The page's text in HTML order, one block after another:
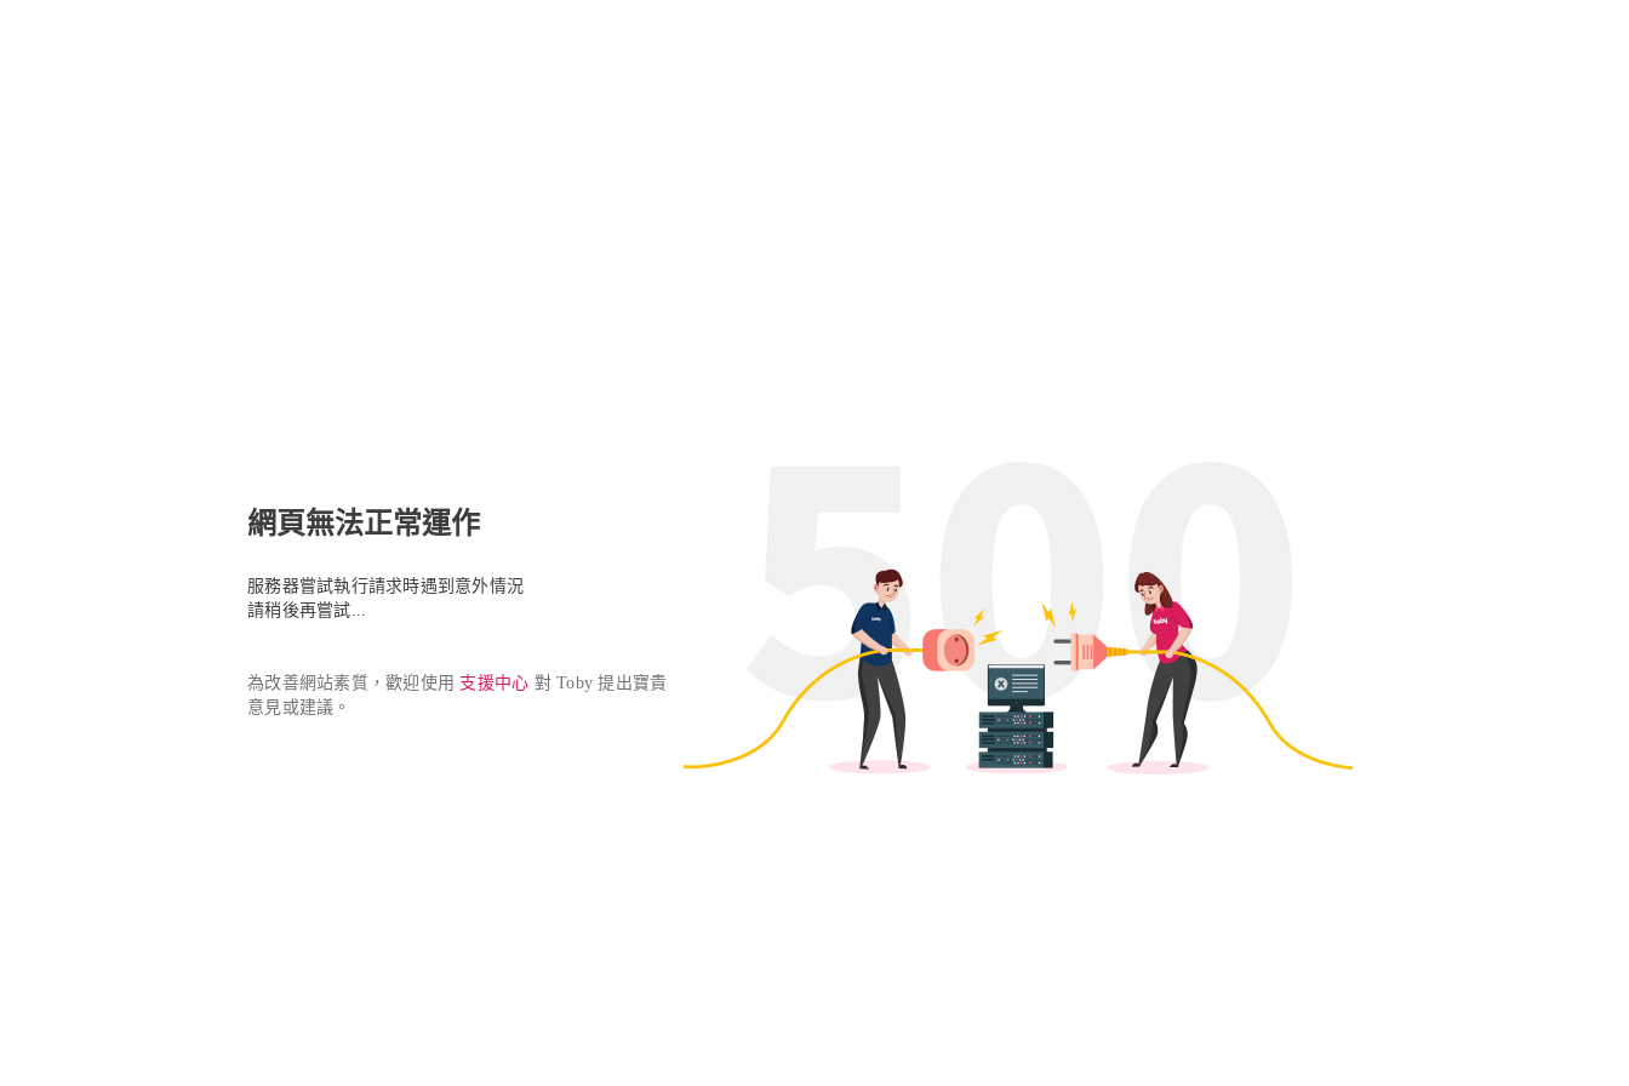
網頁無法正常運作
服務器嘗試執行請求時遇到意外情況
請稍後再嘗試...
為改善網站素質，歡迎使用 支援中心 對 Toby 提出寶貴
意見或建議。